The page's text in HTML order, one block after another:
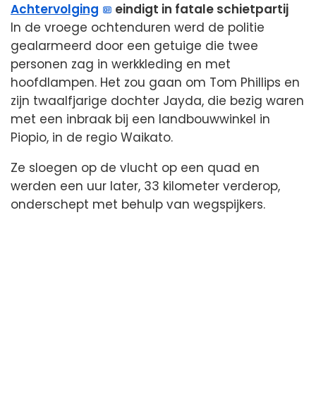
Achtervolging
eindigt in fatale schietpartij
In de vroege ochtenduren werd de politie
gealarmeerd door een getuige die twee
personen zag in werkkleding en met
hoofdlampen. Het zou gaan om Tom Phillips en
zijn twaalfjarige dochter Jayda, die bezig waren
met een inbraak bij een landbouwwinkel in
Piopio, in de regio Waikato.
Ze sloegen op de vlucht op een quad en
werden een uur later, 33 kilometer verderop,
onderschept met behulp van wegspijkers.